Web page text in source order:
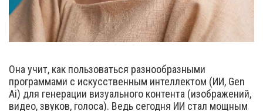
Она учит, как пользоваться разнообразными
программами с искусственным интеллектом (ИИ, Gen
Ai) для генерации визуального контента (изображений,
видео, звуков, голоса). Ведь сегодня ИИ стал мощным